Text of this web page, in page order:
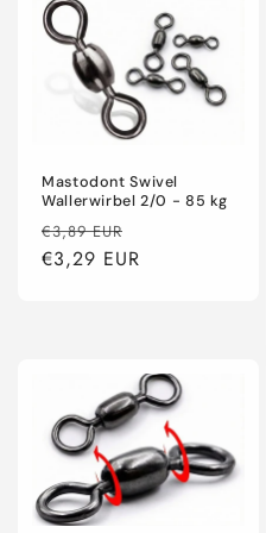
Mastodont Swivel
Wallerwirbel 2/0 - 85 kg
Normaler
Preis
€3,89 EUR
€3,29 EUR